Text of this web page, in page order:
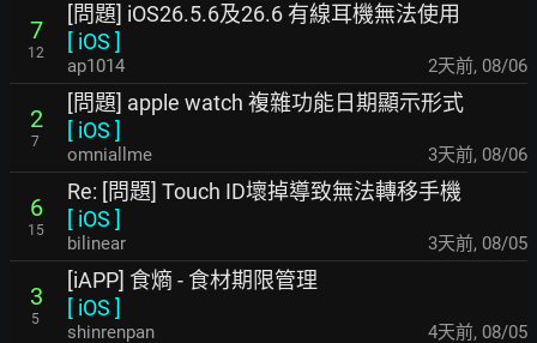
7
12
[問題] iOS26.5.6及26.6 有線耳機無法使用
[ iOS ]
ap1014 2天前, 08/06
2
7
[問題] apple watch 複雜功能日期顯示形式
[ iOS ]
omniallme 3天前, 08/06
6
15
Re: [問題] Touch ID壞掉導致無法轉移手機
[ iOS ]
bilinear 3天前, 08/05
3
5
[iAPP] 食熵 - 食材期限管理
[ iOS ]
shinrenpan 4天前, 08/05